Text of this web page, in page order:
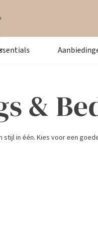
&
in één. Kies voor een